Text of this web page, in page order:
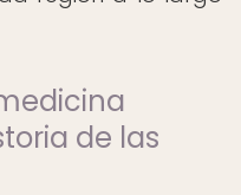
de las